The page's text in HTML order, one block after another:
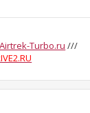
Airtrek-Turbo.ru ///